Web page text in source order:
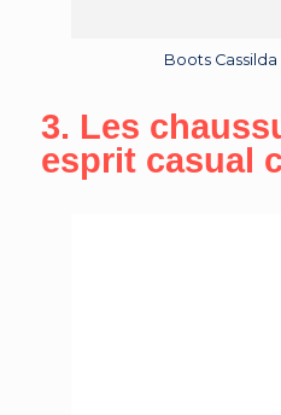
Boots
3. Les
esprit casual